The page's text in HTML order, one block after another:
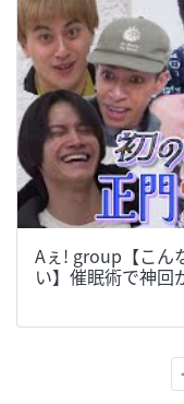
Aぇ! group【こん
い】催眠術で神回